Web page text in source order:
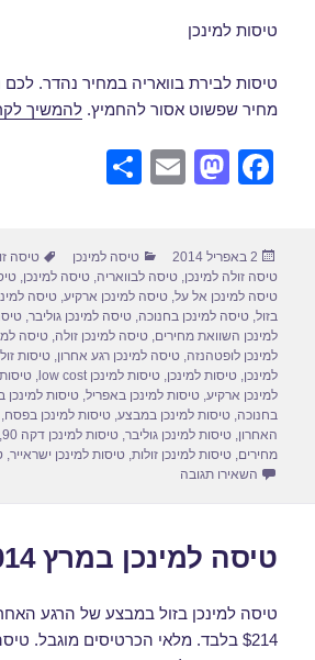
טיסות למינכן
טיסות לבירת בוואריה במחיר נהדר. לכם
מחיר שפשוט אסור להחמיץ.להמשיך
F
e
b
o
o
k
M
o
d
o
n
E
e
פורסם
בתאריך
2 באפריל 2014 קטגוריות
טיסה למינכן תגיות
טיסה
טיסה זולה למינכן,טיסה לבוואריה,טיסה למינכן,
טיסה למינכן אל על,טיסה למינכן ארקיע,טיסה
בזול,טיסה למינכן בחנוכה,טיסה למינכן גוליבר,
למינכן השוואת מחירים,טיסה למינכן זולה,טיסה
למינכן לופטהנזה,טיסה למינכן רגע אחרון,טיסות
למינכן,טיסות למינכן,טיסות למינכן low cost ,
למינכן ארקיע,טיסות למינכן באפריל,טיסות למינכן
בחנוכה,טיסות למינכן במבצע,טיסות למינכן בפסח
האחרון,טיסות למינכן גוליבר,טיסות למינכן דקה 90
מחירים,טיסות למינכן זולות,טיסות למינכן ישראייר,
השאירו תגובה
טיסה למינכן במרץ 2014
טיסה למינכן בזול במבצע של הרגע